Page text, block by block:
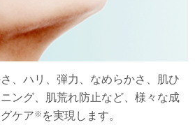
、ハリ、弾力、なめらかさ、肌ひ
ング、肌荒れ防止など、様々な成
ケア※ を実現します。